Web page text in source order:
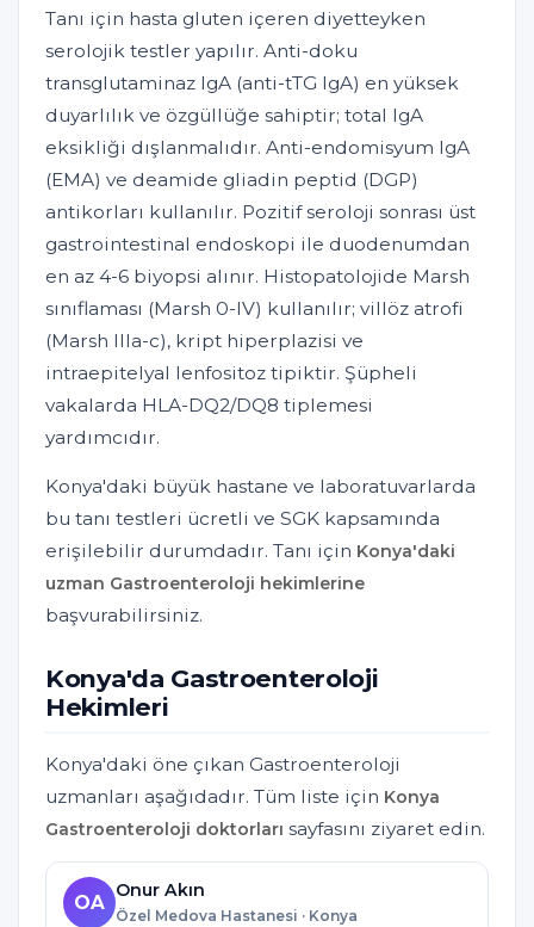
Tanı için hasta gluten içeren diyetteyken
serolojik testler yapılır. Anti-doku
transglutaminaz IgA (anti-tTG IgA) en yüksek
duyarlılık ve özgüllüğe sahiptir; total IgA
eksikliği dışlanmalıdır. Anti-endomisyum IgA
(EMA) ve deamide gliadin peptid (DGP)
antikorları kullanılır. Pozitif seroloji sonrası üst
gastrointestinal endoskopi ile duodenumdan
en az 4-6 biyopsi alınır. Histopatolojide Marsh
sınıflaması (Marsh 0-IV) kullanılır; villöz atrofi
(Marsh IIIa-c), kript hiperplazisi ve
intraepitelyal lenfositoz tipiktir. Şüpheli
vakalarda HLA-DQ2/DQ8 tiplemesi
yardımcıdır.
Konya'daki büyük hastane ve laboratuvarlarda
bu tanı testleri ücretli ve SGK kapsamında
erişilebilir durumdadır. Tanı için Konya'daki
uzman Gastroenteroloji hekimlerine
başvurabilirsiniz.
Konya'da Gastroenteroloji
Hekimleri
Konya'daki öne çıkan Gastroenteroloji
uzmanları aşağıdadır. Tüm liste için Konya
Gastroenteroloji doktorları sayfasını ziyaret edin.
OA
Onur Akın
Özel Medova Hastanesi · Konya